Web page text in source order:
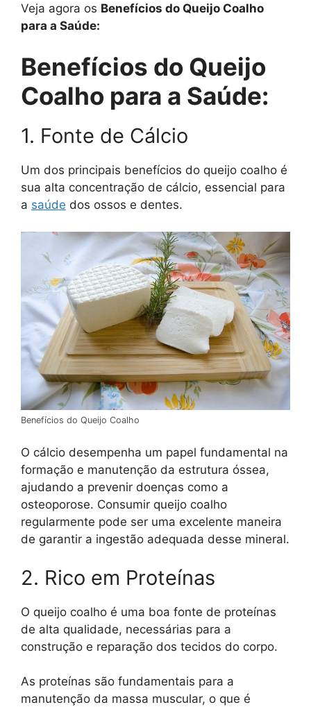
Veja agora os Benefícios do Queijo Coalho
para a Saúde:
Benefícios do Queijo
Coalho para a Saúde:
1. Fonte de Cálcio
Um dos principais benefícios do queijo coalho é
sua alta concentração de cálcio, essencial para
a saúde dos ossos e dentes.
Benefícios do Queijo Coalho
O cálcio desempenha um papel fundamental na
formação e manutenção da estrutura óssea,
ajudando a prevenir doenças como a
osteoporose. Consumir queijo coalho
regularmente pode ser uma excelente maneira
de garantir a ingestão adequada desse mineral.
2. Rico em Proteínas
O queijo coalho é uma boa fonte de proteínas
de alta qualidade, necessárias para a
construção e reparação dos tecidos do corpo.
As proteínas são fundamentais para a
manutenção da massa muscular, o que é